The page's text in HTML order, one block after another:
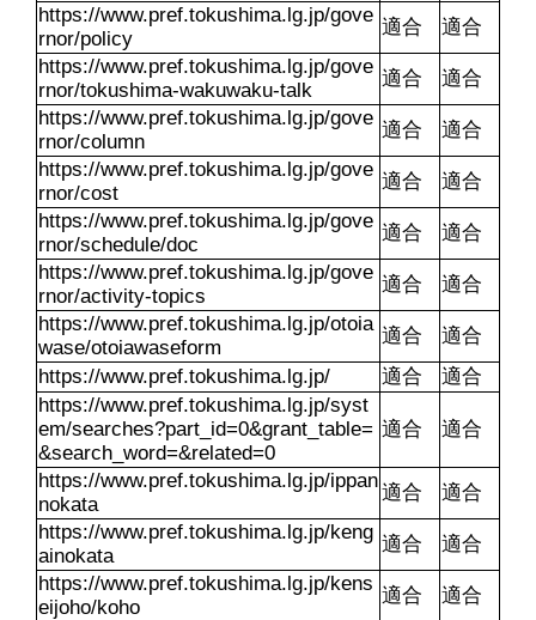
https://www.pref.tokushima.lg.jp/gove
rnor/policy
適合
適合
https://www.pref.tokushima.lg.jp/gove
rnor/tokushima-wakuwaku-talk
適合
適合
https://www.pref.tokushima.lg.jp/gove
rnor/column
適合
適合
https://www.pref.tokushima.lg.jp/gove
rnor/cost
適合
適合
https://www.pref.tokushima.lg.jp/gove
rnor/schedule/doc
適合
適合
https://www.pref.tokushima.lg.jp/gove
rnor/activity-topics
適合
適合
https://www.pref.tokushima.lg.jp/otoia
wase/otoiawaseform
適合
適合
https://www.pref.tokushima.lg.jp/
適合
適合
https://www.pref.tokushima.lg.jp/syst
em/searches?part_id=0&grant_table=
&search_word=&related=0
適合 適合
https://www.pref.tokushima.lg.jp/ippan
nokata
適合
適合
https://www.pref.tokushima.lg.jp/keng
ainokata
適合
適合
https://www.pref.tokushima.lg.jp/kens
eijoho/koho
適合
適合